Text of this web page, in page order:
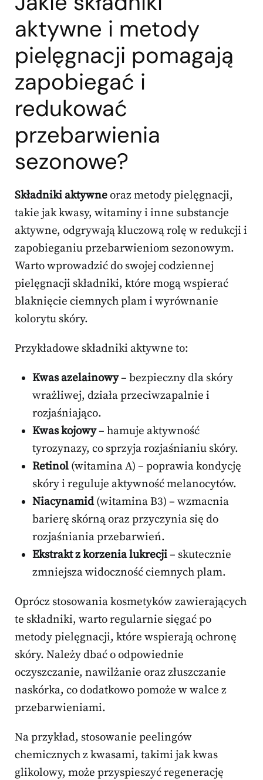
aktywne i metody
pielęgnacji pomagają
zapobiegać i
redukować
przebarwienia
sezonowe?
Składniki aktywneoraz metody pielęgnacji,
takie jak kwasy, witaminy i inne substancje
aktywne, odgrywają kluczową rolę w redukcji i
zapobieganiu przebarwieniom sezonowym.
Warto wprowadzić do swojej codziennej
pielęgnacji składniki, które mogą wspierać
blaknięcie ciemnych plam i wyrównanie
kolorytu skóry.
Przykładowe składniki aktywne to:
Kwas azelainowy– bezpieczny dla skóry
wrażliwej, działa przeciwzapalnie i
rozjaśniająco.
Kwas kojowy– hamuje aktywność
tyrozynazy, co sprzyja rozjaśnianiu skóry.
Retinol (witamina A) – poprawia kondycję
skóry i reguluje aktywność melanocytów.
Niacynamid(witamina B3) – wzmacnia
barierę skórną oraz przyczynia się do
rozjaśniania przebarwień.
Ekstrakt z korzenia lukrecji– skutecznie
zmniejsza widoczność ciemnych plam.
Oprócz stosowania kosmetyków zawierających
te składniki, warto regularnie sięgać po
metody pielęgnacji, które wspierają ochronę
skóry. Należy dbać o odpowiednie
oczyszczanie, nawilżanie oraz złuszczanie
naskórka, co dodatkowo pomoże w walce z
przebarwieniami.
Na przykład, stosowanie peelingów
chemicznych z kwasami, takimi jak kwas
glikolowy, może przyspieszyć regenerację